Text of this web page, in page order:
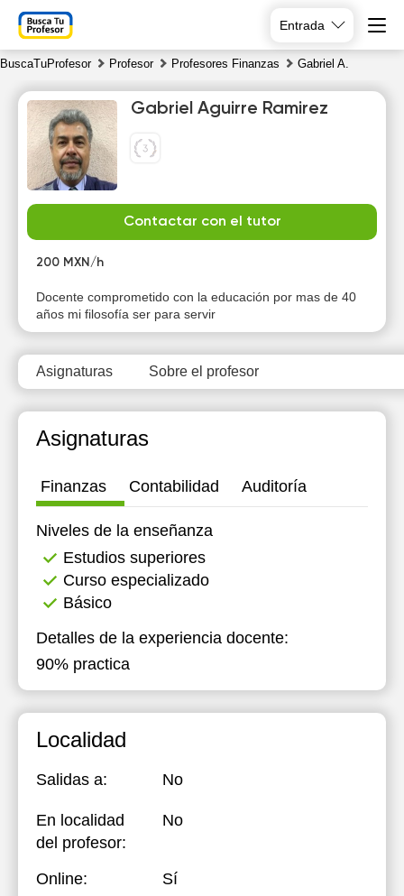
Entrada
BuscaTuProfesor Profesor Profesores Finanzas Gabriel A.
Gabriel Aguirre Ramirez
Contactar con el tutor
200 MXN/h
Docente comprometido con la educación por mas de 40
años mi filosofía ser para servir
Asignaturas Sobre el profesor
Asignaturas
Finanzas Contabilidad Auditoría
Niveles de la enseñanza
Estudios superiores
Curso especializado
Básico
Detalles de la experiencia docente:
90% practica
Localidad
Salidas a: No
En localidad
del profesor:
No
Online: Sí
9
Mo
10
Tu
11
12
16:00
18:00
19:00
19:30
20:00
20:30
21:00